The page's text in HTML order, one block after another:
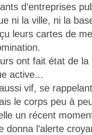
d’entreprises
ni la ville, ni la
leurs cartes de
ont fait état de
active...
vif, se
le corps peu à
un récent
l’alerte